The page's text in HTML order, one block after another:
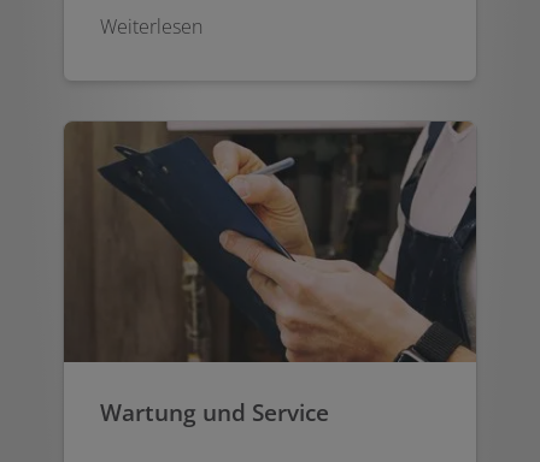
Weiterlesen
Wartung und Service